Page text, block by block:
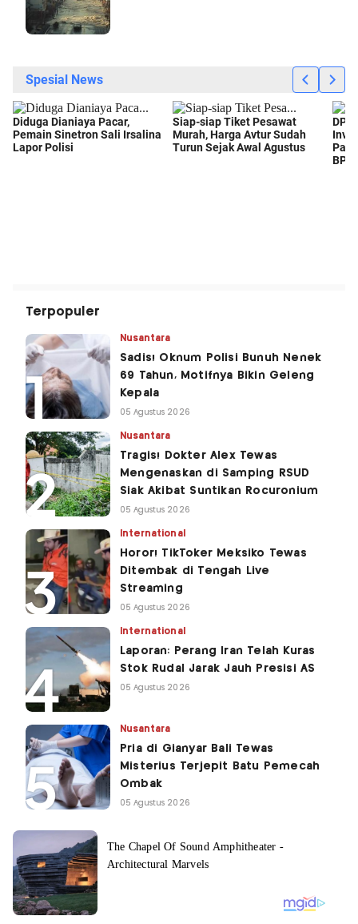
Terpopuler
Nusantara
Sadis! Oknum Polisi Bunuh Nenek
69 Tahun, Motifnya Bikin Geleng
Kepala
05 Agustus 2026
Nusantara
Tragis! Dokter Alex Tewas
Mengenaskan di Samping RSUD
Siak Akibat Suntikan Rocuronium
05 Agustus 2026
International
Horor! TikToker Meksiko Tewas
Ditembak di Tengah Live
Streaming
05 Agustus 2026
International
Laporan: Perang Iran Telah Kuras
Stok Rudal Jarak Jauh Presisi AS
05 Agustus 2026
Nusantara
Pria di Gianyar Bali Tewas
Misterius Terjepit Batu Pemecah
Ombak
05 Agustus 2026